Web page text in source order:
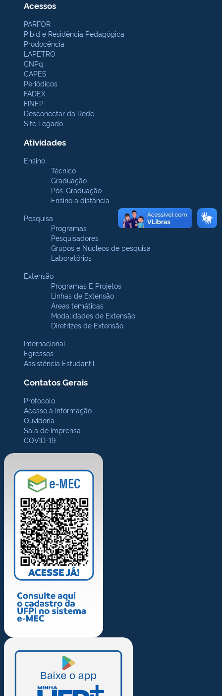
Acessos
PARFOR
Pibid e Residência Pedagógica
Prodocência
LAPETRO
CNPq
CAPES
Periódicos
FADEX
FINEP
Desconectar da Rede
Site Legado
Atividades
Ensino
Técnico
Graduação
Pós-Graduação
Ensino a distância
Pesquisa
Programas
Pesquisadores
Grupos e Núcleos de pesquisa
Laboratórios
Extensão
Programas E Projetos
Linhas de Extensão
Áreas temáticas
Modalidades de Extensão
Diretrizes de Extensão
Internacional
Egressos
Assistência Estudantil
Contatos Gerais
Protocolo
Acesso à Informação
Ouvidoria
Sala de Imprensa
COVID-19